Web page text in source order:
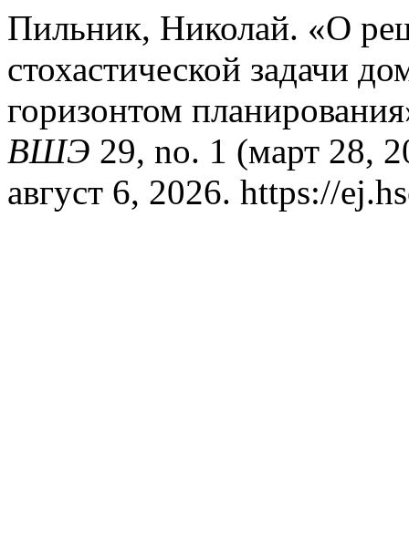
Пильник, Николай. «О
стохастической задачи
горизонтом
ВШЭ 29, no. 1 (март 28,
август 6, 2026. https://